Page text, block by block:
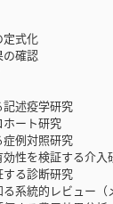
式化
確認
述疫学研究
ート研究
例対照研究
を検証する介入
る診断研究
統的レビュー（メ